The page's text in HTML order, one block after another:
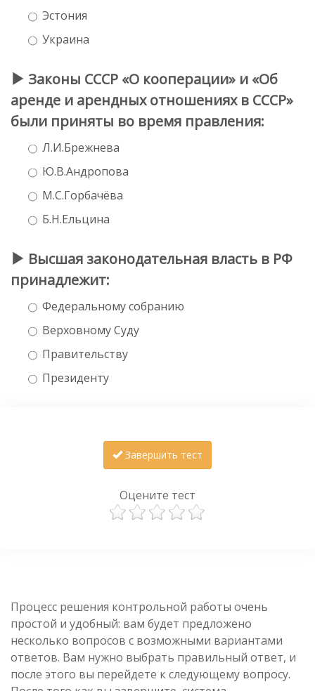
Эстония
Украина
Законы СССР «О кооперации» и «Об
аренде и арендных отношениях в СССР»
были приняты во время правления:
Л.И.Брежнева
Ю.В.Андропова
М.С.Горбачёва
Б.Н.Ельцина
Высшая законодательная власть в РФ
принадлежит:
Федеральному собранию
Верховному Суду
Правительству
Президенту
Завершить тест
Оцените тест
Процесс решения контрольной работы очень
простой и удобный: вам будет предложено
несколько вопросов с возможными вариантами
ответов. Вам нужно выбрать правильный ответ, и
после этого вы перейдете к следующему вопросу.